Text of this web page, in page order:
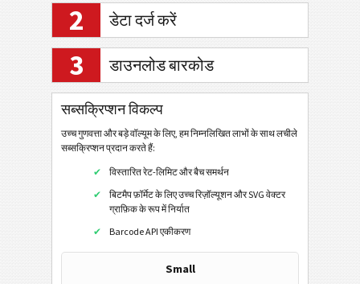
एमएसआई
फार्माकोड सिंगल ट्रैक
फार्माकोड टू लेन
टेलीपेन अल्फा
पोस्टल कोड
जीएस1 डाटाबार
ईएएन / यूपीसी
2डी बारकोड
2 डेटा दर्ज करें
3 डाउनलोड बारकोड
सब्सक्रिप्शन विकल्प
उच्च गुणवत्ता और बड़े वॉल्यूम के लिए, हम निम्नलिखित लाभों के साथ लचीले
सब्सक्रिप्शन प्रदान करते हैं:
विस्तारित रेट-लिमिट और बैच समर्थन
बिटमैप फ़ॉर्मेट के लिए उच्च रिज़ॉल्यूशन और SVG वेक्टर
ग्राफ़िक के रूप में निर्यात
Barcode API एकीकरण
Small